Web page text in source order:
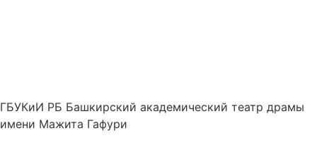
ГБУКиИ РБ Башкирский академический театр драмы
имени Мажита Гафури